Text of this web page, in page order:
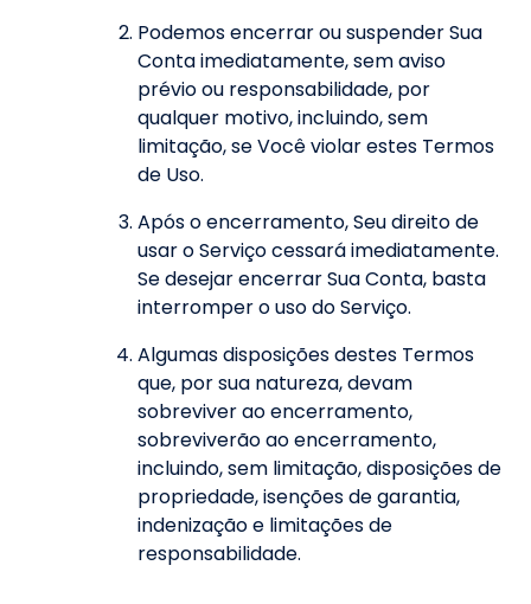
Podemos encerrar ou suspender Sua
Conta imediatamente, sem aviso
prévio ou responsabilidade, por
qualquer motivo, incluindo, sem
limitação, se Você violar estes Termos
de Uso.
Após o encerramento, Seu direito de
usar o Serviço cessará imediatamente.
Se desejar encerrar Sua Conta, basta
interromper o uso do Serviço.
Algumas disposições destes Termos
que, por sua natureza, devam
sobreviver ao encerramento,
sobreviverão ao encerramento,
incluindo, sem limitação, disposições de
propriedade, isenções de garantia,
indenização e limitações de
responsabilidade.